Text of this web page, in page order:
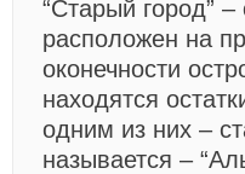
“Старый город” –
расположен на
оконечности
находятся
одним из них –
называется –